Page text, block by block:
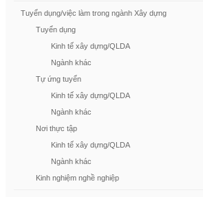
Tuyển dụng/việc làm trong ngành Xây dựng
Tuyển dụng
Kinh tế xây dựng/QLDA
Ngành khác
Tự ứng tuyển
Kinh tế xây dựng/QLDA
Ngành khác
Nơi thực tập
Kinh tế xây dựng/QLDA
Ngành khác
Kinh nghiệm nghề nghiệp